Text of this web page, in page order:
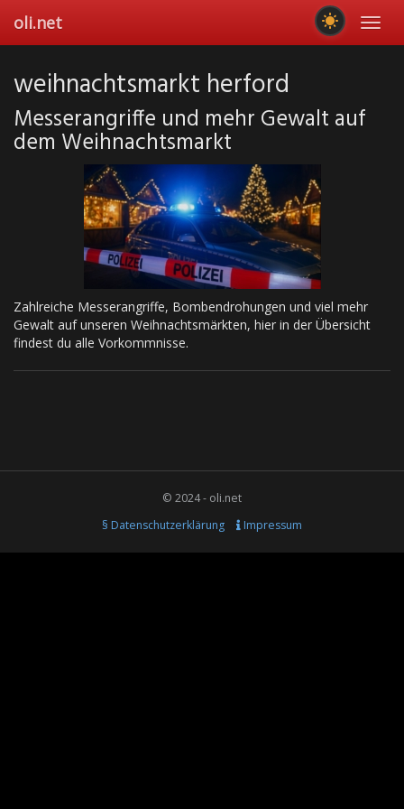
main
oli.net
weihnachtsmarkt herford
Messerangriffe und mehr Gewalt auf
dem Weihnachtsmarkt
Zahlreiche Messerangriffe, Bombendrohungen und viel mehr
Gewalt auf unseren Weihnachtsmärkten, hier in der Übersicht
findest du alle Vorkommnisse.
© 2024 - oli.net
§ Datenschutzerklärung
Impressum